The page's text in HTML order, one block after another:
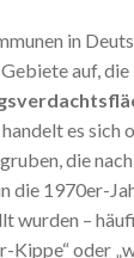
in
auf, die
es sich
die
die 1970er-
wurden –
Kippe“ oder